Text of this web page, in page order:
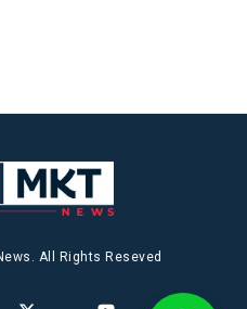
All Rights Reseved